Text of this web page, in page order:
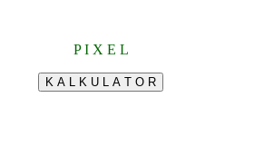
P I X E L